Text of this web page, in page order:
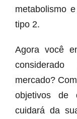
metabolismo
tipo 2.
Agora você
mercado?
objetivos de
cuidará da